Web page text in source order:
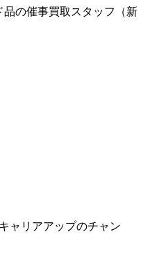
品の催事買取スタッフ（新
ャリアアップのチャン